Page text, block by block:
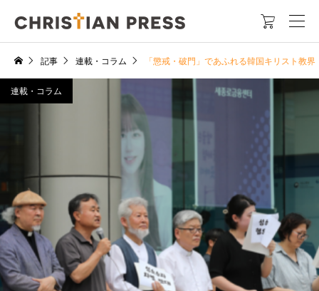

記事 連載・コラム 「懲戒・破門」であふれる韓国キリスト
連載・コラム